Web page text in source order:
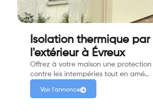
Isolation thermique par
l'extérieur à Évreux
Offrez à votre maison une
contre les intempéries tout en amé…
Voir l'annonce